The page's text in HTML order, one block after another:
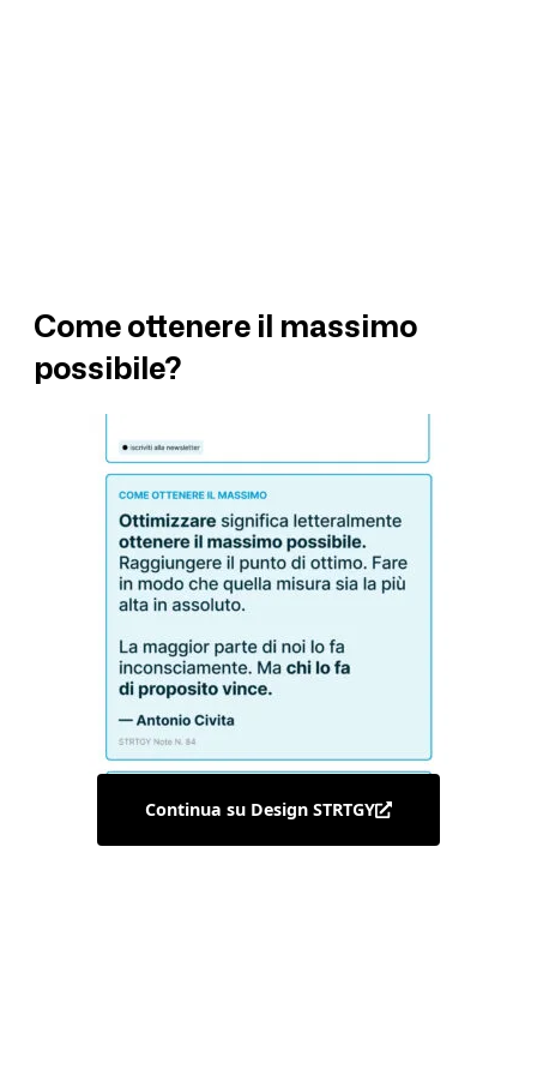
Continua su Design STRTGY
Come ottenere il massimo
possibile?